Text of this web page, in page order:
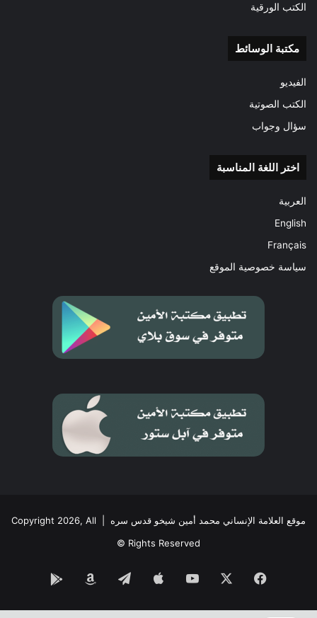
الكتب الورقية
مكتبة الوسائط
الفيديو
الكتب الصوتية
سؤال وجواب
اختر اللغة المناسبة
العربية
English
Français
سياسة خصوصية الموقع
موقع العلامة الإنساني محمد أمين شيخو قدس سره
| Copyright 2026, All
Rights Reserved ©
فيسبوك ‫YouTube تيلقرام Amazon
Play